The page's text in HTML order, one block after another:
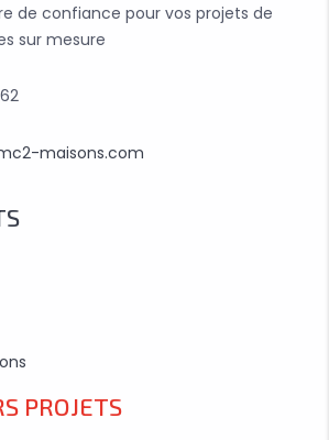
de confiance pour vos projets de
sur mesure
maisons.com
PROJETS